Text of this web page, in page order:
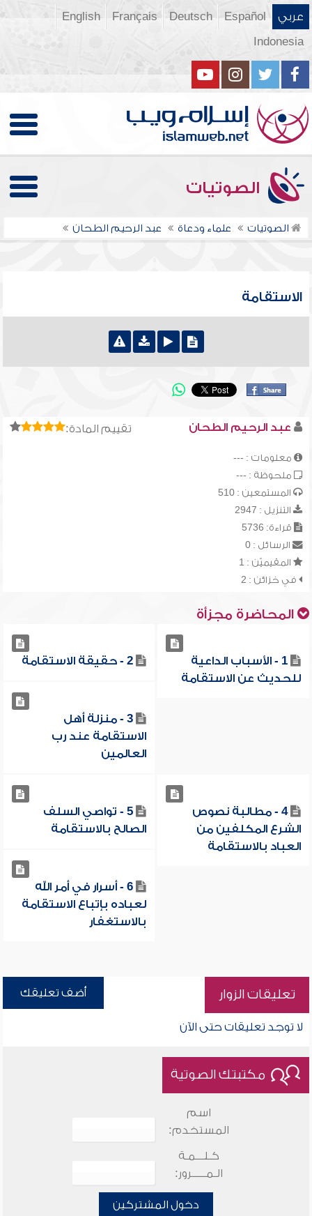
عربي Español
Deutsch
Français
English
Indonesia
الصوتيات
الصوتيات علماء ودعاة عبد الرحيم الطحان
الاستقامة
تقييم المادة: عبد الرحيم الطحان
معلومات : ---
ملحوظة : ---
المستمعين : 510
التنزيل : 2947
قراءة: 5736
الرسائل : 0
المقيميّن : 1
في خزائن : 2
المحاضرة مجزأة
1 - الأسباب الداعية
للحديث عن الاستقامة
2 - حقيقة الاستقامة
3 - منزلة أهل
الاستقامة عند رب
العالمين
4 - مطالبة نصوص
الشرع المكلفين من
العباد بالاستقامة
5 - تواصي السلف
الصالح بالاستقامة
6 - أسرار في أمر الله
لعباده بإتباع الاستقامة
بالاستغفار
تعليقات الزوار أضف تعليقك
لا توجد تعليقات حتى الآن
مكتبتك الصوتية
اسم
المستخدم:
كـلـــمـة
الـمـــــرور:
دخول المشتركين